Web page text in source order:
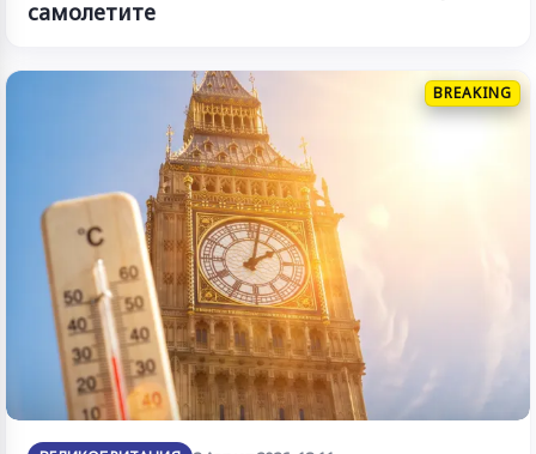
самолетите
BREAKING